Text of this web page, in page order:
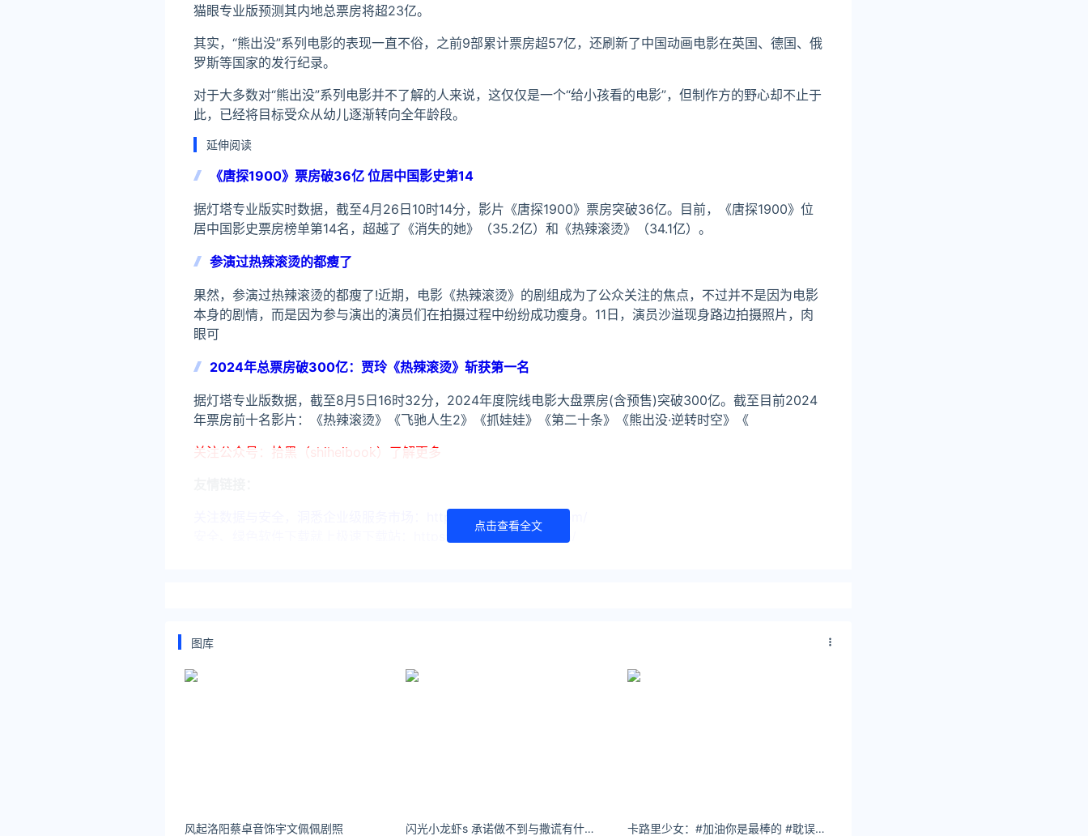
猫眼专业版预测其内地总票房将超23亿。
其实，“熊出没”系列电影的表现一直不俗，之前9部累计票房超57亿，还刷新了中国动画电影在英国、德国、俄
罗斯等国家的发行纪录。
对于大多数对“熊出没”系列电影并不了解的人来说，这仅仅是一个“给小孩看的电影”，但制作方的野心却不止于
此，已经将目标受众从幼儿逐渐转向全年龄段。
延伸阅读
《唐探1900》票房破36亿 位居中国影史第14
据灯塔专业版实时数据，截至4月26日10时14分，影片《唐探1900》票房突破36亿。目前，《唐探1900》位
居中国影史票房榜单第14名，超越了《消失的她》（35.2亿）和《热辣滚烫》（34.1亿）。
参演过热辣滚烫的都瘦了
果然，参演过热辣滚烫的都瘦了!近期，电影《热辣滚烫》的剧组成为了公众关注的焦点，不过并不是因为电影
本身的剧情，而是因为参与演出的演员们在拍摄过程中纷纷成功瘦身。11日，演员沙溢现身路边拍摄照片，肉
眼可
2024年总票房破300亿：贾玲《热辣滚烫》斩获第一名
据灯塔专业版数据，截至8月5日16时32分，2024年度院线电影大盘票房(含预售)突破300亿。截至目前2024
年票房前十名影片：《热辣滚烫》《飞驰人生2》《抓娃娃》《第二十条》《熊出没·逆转时空》《
关注公众号：拾黑（shiheibook）了解更多
关注数据与安全，洞悉企业级服务市场：https://www.ijiandao.com/
安全、绿色软件下载就上极速下载站：https://www.yaorank.com/
热辣滚烫
点击查看全文
图库
风起洛阳蔡卓音饰宇文佩佩剧照 闪光小龙虾s 承诺‮不做‬到与‮谎撒‬有‮么什‬区别 卡路里少女：#加油你是最棒的 #耽误你几秒为我心动一下